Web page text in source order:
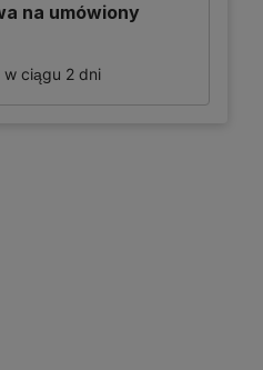
na umówiony
ciągu 2 dni